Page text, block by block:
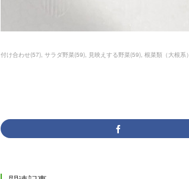
付け合わせ(57) サラダ野菜(59) 見映えする野菜(59) 根菜類（大根系）